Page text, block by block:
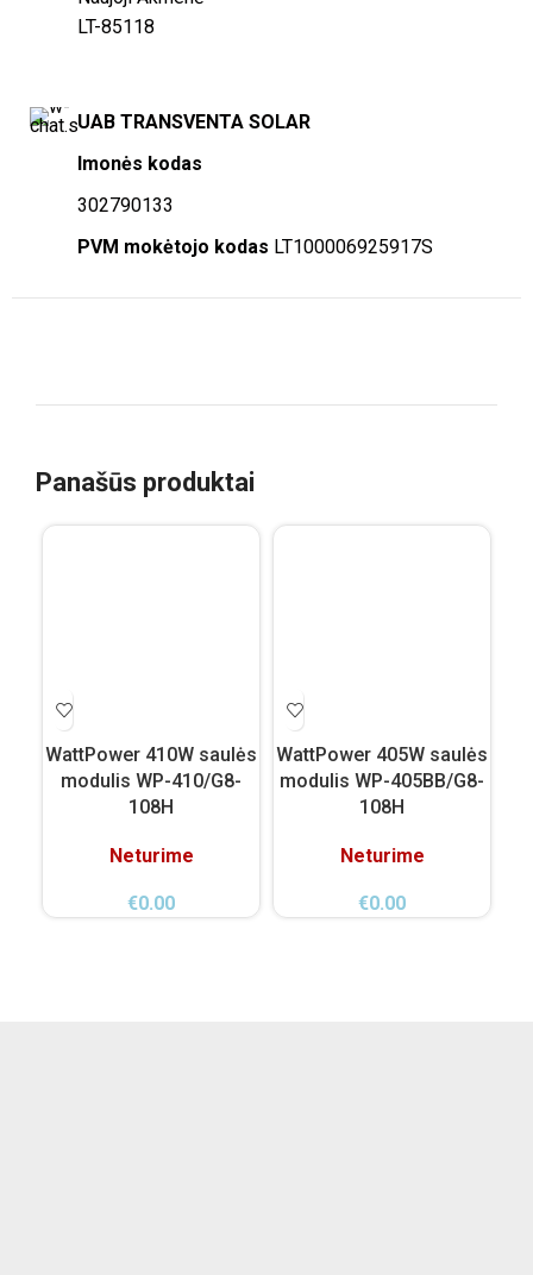
LT-85118
UAB TRANSVENTA SOLAR
Imonės kodas
302790133
PVM mokėtojo kodas LT100006925917S
Panašūs produktai
WattPower 410W saulės
modulis WP-410/G8-
108H
Neturime
€0.00
WattPower 405W saulės
modulis WP-405BB/G8-
108H
Neturime
€0.00